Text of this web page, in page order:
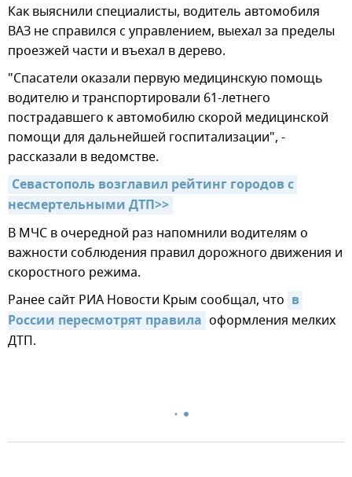
Как выяснили специалисты, водитель автомобиля
ВАЗ не справился с управлением, выехал за пределы
проезжей части и въехал в дерево.
"Спасатели оказали первую медицинскую помощь
водителю и транспортировали 61-летнего
пострадавшего к автомобилю скорой медицинской
помощи для дальнейшей госпитализации", -
рассказали в ведомстве.
Севастополь возглавил рейтинг городов с
несмертельными ДТП>>
В МЧС в очередной раз напомнили водителям о
важности соблюдения правил дорожного движения и
скоростного режима.
Ранее сайт РИА Новости Крым сообщал, что в
России пересмотрят правила оформления мелких
ДТП.